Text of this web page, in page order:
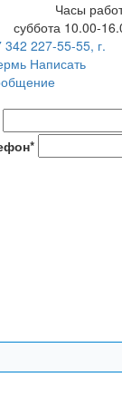
Часы
суббота 10.00-
342 227-55-55, г.
Написать